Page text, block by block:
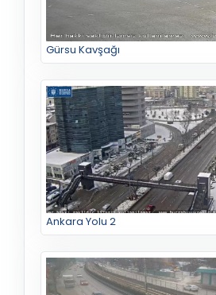
Gürsu Kavşağı
Ankara Yolu 2